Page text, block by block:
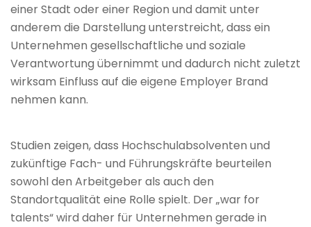
einer Stadt oder einer Region und damit unter
anderem die Darstellung unterstreicht, dass ein
Unternehmen gesellschaftliche und soziale
Verantwortung übernimmt und dadurch nicht zuletzt
wirksam Einfluss auf die eigene Employer Brand
nehmen kann.
Studien zeigen, dass Hochschulabsolventen und
zukünftige Fach- und Führungskräfte beurteilen
sowohl den Arbeitgeber als auch den
Standortqualität eine Rolle spielt. Der „war for
talents“ wird daher für Unternehmen gerade in